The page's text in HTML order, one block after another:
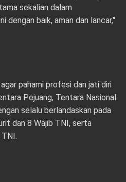
sekalian dalam
dengan baik, aman dan lancar,"
pahami profesi dan jati diri
Pejuang, Tentara Nasional
selalu berlandaskan pada
dan 8 Wajib TNI, serta